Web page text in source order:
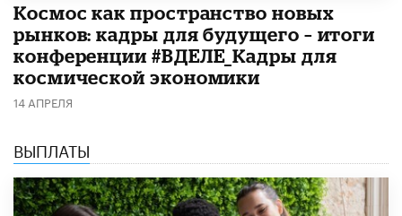
Космос как пространство новых
рынков: кадры для будущего – итоги
конференции #ВДЕЛЕ_Кадры для
космической экономики
14 АПРЕЛЯ
ВЫПЛАТЫ